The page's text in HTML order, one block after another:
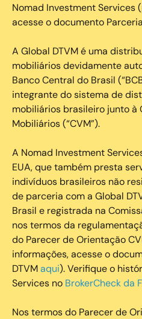
Nomad Investment Services
acesse o documento
A Global DTVM é uma
mobiliários devidamente
Banco Central do Brasil
integrante do sistema de
mobiliários brasileiro junto à
Mobiliários (“CVM”).
‍A Nomad Investment
EUA, que também presta
indivíduos brasileiros não
de parceria com a Global
Brasil e registrada na
nos termos da
do Parecer de Orientação
informações, acesse o
DTVMaqui). Verifique o
Services no BrokerCheck da
Nos termos do Parecer de